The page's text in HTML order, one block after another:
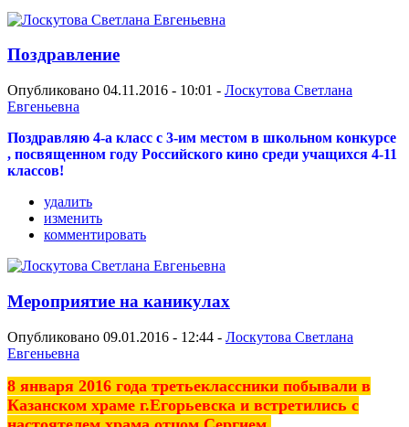
Поздравление
Опубликовано 04.11.2016 - 10:01 - Лоскутова Светлана
Евгеньевна
Поздравляю 4-а класс с 3-им местом в школьном конкурсе
, посвященном году Российского кино среди учащихся 4-11
классов!
удалить
изменить
комментировать
Мероприятие на каникулах
Опубликовано 09.01.2016 - 12:44 - Лоскутова Светлана
Евгеньевна
8 января 2016 года третьеклассники побывали в
Казанском храме г.Егорьевска и встретились с